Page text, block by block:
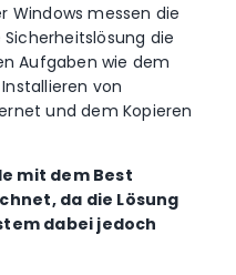
Windows messen die
Sicherheitslösung die
Aufgaben wie dem
von
und dem Kopieren
mit dem Best
da die Lösung
dabei jedoch